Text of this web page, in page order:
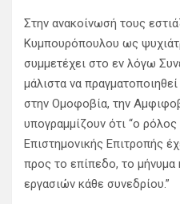
Στην ανακοίνωσή τους
Κυμπουρόπουλου ως
συμμετέχει στο εν λόγω
μάλιστα να
στην Ομοφοβία, την
υπογραμμίζουν ότι “ο
Επιστημονικής Επιτροπής
προς το επίπεδο, το μήνυμα
εργασιών κάθε συνεδρίου.”